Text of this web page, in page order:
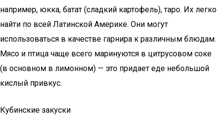
например, юкка, батат (сладкий картофель), таро. Их легко
найти по всей Латинской Америке. Они могут
использоваться в качестве гарнира к различным блюдам.
Мясо и птица чаще всего маринуются в цитрусовом соке
(в основном в лимонном) — это придает еде небольшой
кислый привкус.
Кубинские закуски